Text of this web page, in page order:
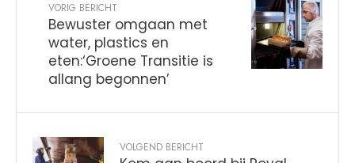
VORIG BERICHT
Bewuster omgaan met
water, plastics en
eten:‘Groene Transitie is
allang begonnen’
VOLGEND BERICHT